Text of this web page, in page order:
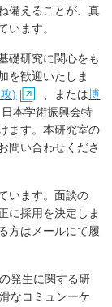
備えることが、真
います。
礎研究に関心をも
を歓迎いたしま
) 、または博
本学術振興会特
ます。本研究室の
問い合わせくださ
います。面談の
に採用を決定しま
方はメールにて履
発生に関する研
なコミュンーケ